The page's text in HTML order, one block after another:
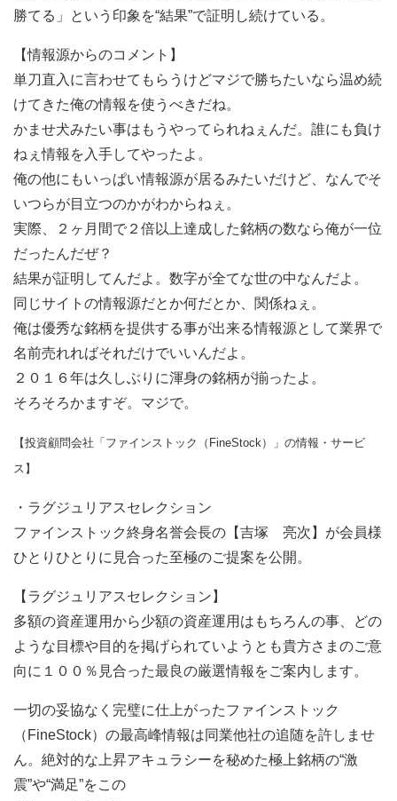
勝てる」という印象を“結果”で証明し続けている。
【情報源からのコメント】
単刀直入に言わせてもらうけどマジで勝ちたいなら温め続
けてきた俺の情報を使うべきだね。
かませ犬みたい事はもうやってられねぇんだ。誰にも負け
ねぇ情報を入手してやったよ。
俺の他にもいっぱい情報源が居るみたいだけど、なんでそ
いつらが目立つのかがわからねぇ。
実際、２ヶ月間で２倍以上達成した銘柄の数なら俺が一位
だったんだぜ？
結果が証明してんだよ。数字が全てな世の中なんだよ。
同じサイトの情報源だとか何だとか、関係ねぇ。
俺は優秀な銘柄を提供する事が出来る情報源として業界で
名前売れればそれだけでいいんだよ。
２０１６年は久しぶりに渾身の銘柄が揃ったよ。
そろそろかますぞ。マジで。
【投資顧問会社「ファインストック（FineStock）」の情報・サービ
ス】
・ラグジュリアスセレクション
ファインストック終身名誉会長の【吉塚 亮次】が会員様
ひとりひとりに見合った至極のご提案を公開。
【ラグジュリアスセレクション】
多額の資産運用から少額の資産運用はもちろんの事、どの
ような目標や目的を掲げられていようとも貴方さまのご意
向に１００％見合った最良の厳選情報をご案内します。
一切の妥協なく完璧に仕上がったファインストック
（FineStock）の最高峰情報は同業他社の追随を許しませ
ん。絶対的な上昇アキュラシーを秘めた極上銘柄の“激
震”や“満足”をこの